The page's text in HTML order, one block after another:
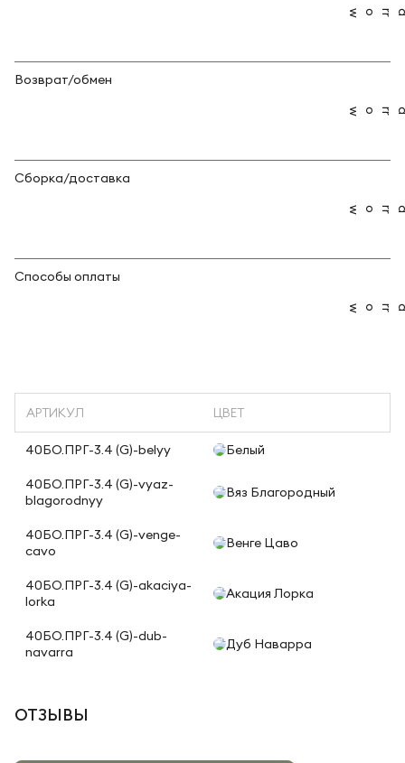
Возврат/обмен
Сборка/доставка
Способы оплаты
АРТИКУЛ ЦВЕТ
40БО.ПРГ-3.4 (G)-belyy Белый
40БО.ПРГ-3.4 (G)-vyaz-
blagorodnyy
Вяз Благородный
40БО.ПРГ-3.4 (G)-venge-
cavo
Венге Цаво
40БО.ПРГ-3.4 (G)-akaciya-
lorka
Акация Лорка
40БО.ПРГ-3.4 (G)-dub-
navarra
Дуб Наварра
ОТЗЫВЫ